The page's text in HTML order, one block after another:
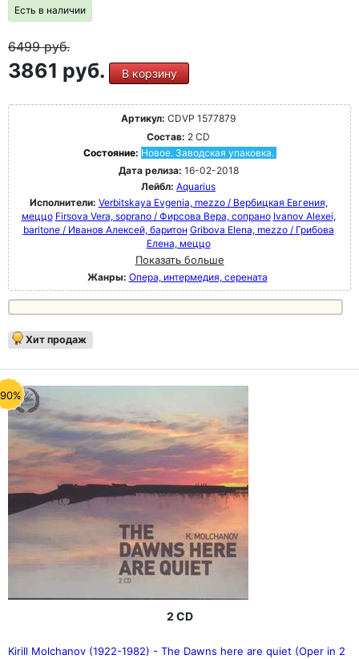
Есть в наличии
6499руб.
3861 руб. В корзину
Артикул: CDVP 1577879
Состав: 2 CD
Состояние: Новое. Заводская упаковка.
Дата релиза: 16-02-2018
Лейбл: Aquarius
Исполнители: Verbitskaya Evgenia, mezzo / Вербицкая Евгения,
меццо Firsova Vera, soprano / Фирсова Вера, сопрано Ivanov Alexei,
baritone / Иванов Алексей, баритон Gribova Elena, mezzo / Грибова
Елена, меццо
Показать больше
Жанры: Опера, интермедия, серената
Хит продаж
2 CD
Kirill Molchanov (1922-1982) - The Dawns here are quiet (Oper in 2